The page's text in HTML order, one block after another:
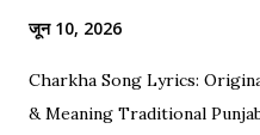
जून 10, 2026
Charkha Song Lyrics:
& Meaning Traditional